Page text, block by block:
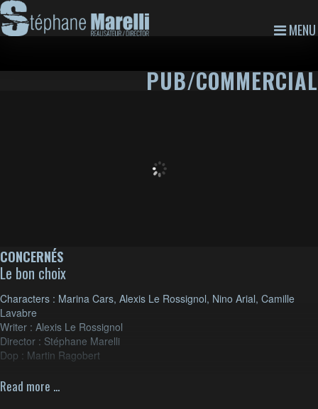
MENU
PUB/COMMERCIAL
CONCERNÉS
Le bon choix
Characters : Marina Cars, Alexis Le Rossignol, Nino Arial, Camille
Lavabre
Writer : Alexis Le Rossignol
Director : Stéphane Marelli
Dop : Martin Ragobert
Agency : All Contents
Read more ...